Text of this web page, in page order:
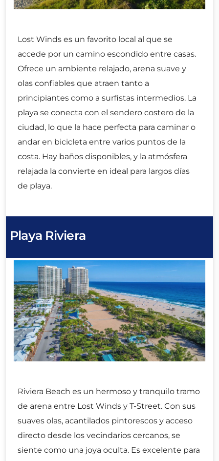
Lost Winds es un favorito local al que se
accede por un camino escondido entre casas.
Ofrece un ambiente relajado, arena suave y
olas confiables que atraen tanto a
principiantes como a surfistas intermedios. La
playa se conecta con el sendero costero de la
ciudad, lo que la hace perfecta para caminar o
andar en bicicleta entre varios puntos de la
costa. Hay baños disponibles, y la atmósfera
relajada la convierte en ideal para largos días
de playa.
Playa Riviera
Riviera Beach es un hermoso y tranquilo tramo
de arena entre Lost Winds y T-Street. Con sus
suaves olas, acantilados pintorescos y acceso
directo desde los vecindarios cercanos, se
siente como una joya oculta. Es excelente para